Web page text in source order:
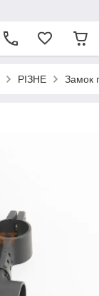
РІЗНЕ Замок